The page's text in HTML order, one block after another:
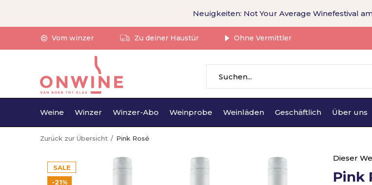
Weine Winzer Winzer-Abo Weinprobe Weinläden Geschäftlich Über uns
Vom winzer Zu deiner Haustür Ohne Vermittler
Neuigkeiten: Not Your Average Winefestival
Zurück zur Übersicht Pink Rosé
SALE
-21%
Dieser
Pink